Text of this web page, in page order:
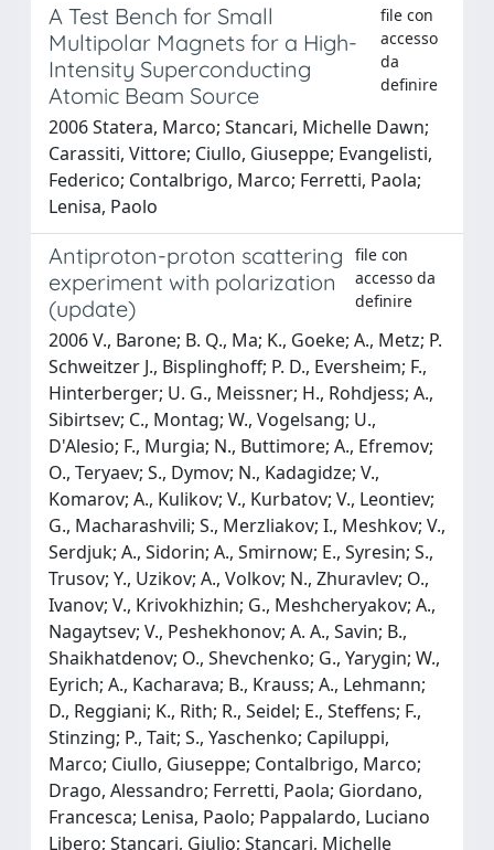
A Test Bench for Small
Multipolar Magnets for a High-
Intensity Superconducting
Atomic Beam Source
file con
accesso
da
definire
2006 Statera, Marco; Stancari, Michelle Dawn;
Carassiti, Vittore; Ciullo, Giuseppe; Evangelisti,
Federico; Contalbrigo, Marco; Ferretti, Paola;
Lenisa, Paolo
Antiproton-proton scattering
experiment with polarization
(update)
file con
accesso da
definire
2006 V., Barone; B. Q., Ma; K., Goeke; A., Metz; P.
Schweitzer J., Bisplinghoff; P. D., Eversheim; F.,
Hinterberger; U. G., Meissner; H., Rohdjess; A.,
Sibirtsev; C., Montag; W., Vogelsang; U.,
D'Alesio; F., Murgia; N., Buttimore; A., Efremov;
O., Teryaev; S., Dymov; N., Kadagidze; V.,
Komarov; A., Kulikov; V., Kurbatov; V., Leontiev;
G., Macharashvili; S., Merzliakov; I., Meshkov; V.,
Serdjuk; A., Sidorin; A., Smirnow; E., Syresin; S.,
Trusov; Y., Uzikov; A., Volkov; N., Zhuravlev; O.,
Ivanov; V., Krivokhizhin; G., Meshcheryakov; A.,
Nagaytsev; V., Peshekhonov; A. A., Savin; B.,
Shaikhatdenov; O., Shevchenko; G., Yarygin; W.,
Eyrich; A., Kacharava; B., Krauss; A., Lehmann;
D., Reggiani; K., Rith; R., Seidel; E., Steffens; F.,
Stinzing; P., Tait; S., Yaschenko; Capiluppi,
Marco; Ciullo, Giuseppe; Contalbrigo, Marco;
Drago, Alessandro; Ferretti, Paola; Giordano,
Francesca; Lenisa, Paolo; Pappalardo, Luciano
Libero; Stancari, Giulio; Stancari, Michelle